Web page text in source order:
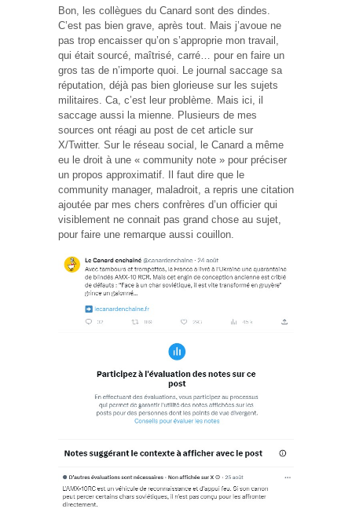
Bon, les collègues du Canard sont des dindes.
C’est pas bien grave, après tout. Mais j’avoue ne
pas trop encaisser qu’on s’approprie mon travail,
qui était sourcé, maîtrisé, carré… pour en faire un
gros tas de n’importe quoi. Le journal saccage sa
réputation, déjà pas bien glorieuse sur les sujets
militaires. Ca, c’est leur problème. Mais ici, il
saccage aussi la mienne. Plusieurs de mes
sources ont réagi au post de cet article sur
X/Twitter. Sur le réseau social, le Canard a même
eu le droit à une « community note » pour préciser
un propos approximatif. Il faut dire que le
community manager, maladroit, a repris une citation
ajoutée par mes chers confrères d’un officier qui
visiblement ne connait pas grand chose au sujet,
pour faire une remarque aussi couillon.